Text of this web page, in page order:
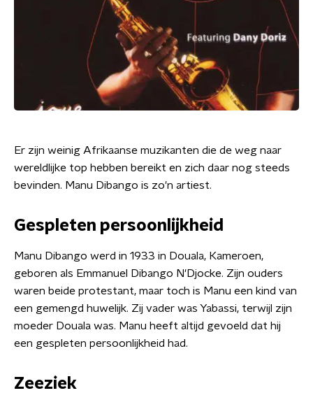
Er zijn weinig Afrikaanse muzikanten die de weg naar
wereldlijke top hebben bereikt en zich daar nog steeds
bevinden. Manu Dibango is zo'n artiest.
Gespleten persoonlijkheid
Manu Dibango werd in 1933 in Douala, Kameroen,
geboren als Emmanuel Dibango N'Djocke. Zijn ouders
waren beide protestant, maar toch is Manu een kind van
een gemengd huwelijk. Zij vader was Yabassi, terwijl zijn
moeder Douala was. Manu heeft altijd gevoeld dat hij
een gespleten persoonlijkheid had.
Zeeziek